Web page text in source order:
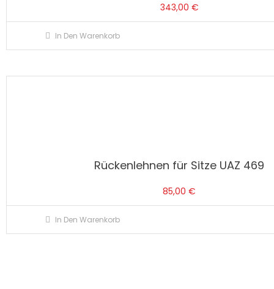
343,00 €
In Den Warenkorb
Rückenlehnen für Sitze UAZ 469
85,00€
In Den Warenkorb